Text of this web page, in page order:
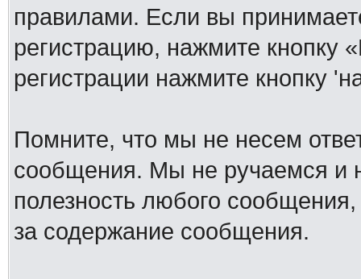
правилами. Если вы
регистрацию, нажмите кнопку
регистрации нажмите кнопку
Помните, что мы не несем
сообщения. Мы не ручаемся и
полезность любого
за содержание сообщения.